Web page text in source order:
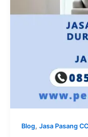
Blog, Jasa Pasang